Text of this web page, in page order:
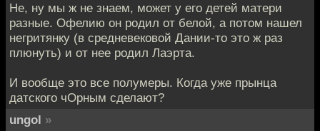
Не, ну мы ж не знаем, может у его детей матери
разные. Офелию он родил от белой, а потом нашел
негритянку (в средневековой Дании-то это ж раз
плюнуть) и от нее родил Лаэрта.
И вообще это все полумеры. Когда уже прынца
датского чОрным сделают?
ungol »